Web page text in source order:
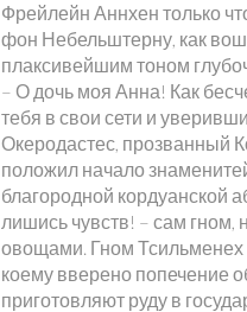
Фрейлейн Аннхен только
фон Небельштерну, как
плаксивейшим тоном
– О дочь моя Анна! Как
тебя в свои сети и
Океродастес, прозванный
положил начало
благородной кордуанской
лишись чувств! – сам гном,
овощами. Гном Тсильменех
коему вверено попечение
приготовляют руду в